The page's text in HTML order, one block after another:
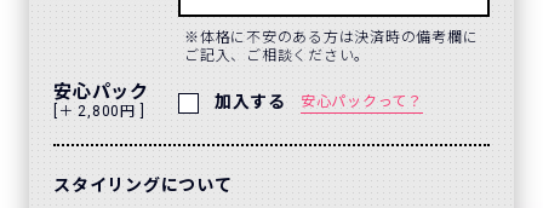
体格に不安のある方は決済時の備考欄に
ご記入、ご相談ください。
安心パック
[＋ 2,800円 ] 加入する 安心パックって？
スタイリングについて